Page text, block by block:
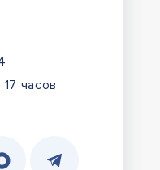
часов